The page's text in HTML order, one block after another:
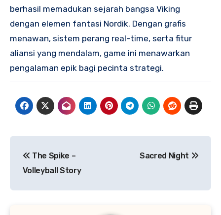
berhasil memadukan sejarah bangsa Viking
dengan elemen fantasi Nordik. Dengan grafis
menawan, sistem perang real-time, serta fitur
aliansi yang mendalam, game ini menawarkan
pengalaman epik bagi pecinta strategi.
pos
The Spike –
Volleyball Story
Sacred Night